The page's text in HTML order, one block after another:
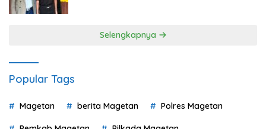
Selengkapnya
Popular Tags
Magetan berita Magetan Polres Magetan